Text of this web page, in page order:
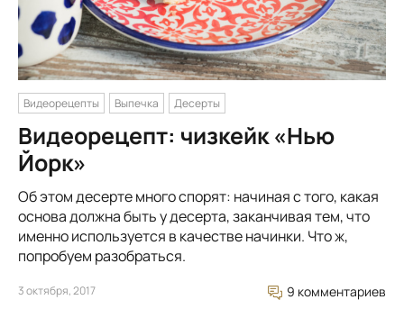
Видеорецепты Выпечка Десерты
Видеорецепт: чизкейк «Нью
Йорк»
Об этом десерте много спорят: начиная с того, какая
основа должна быть у десерта, заканчивая тем, что
именно используется в качестве начинки. Что ж,
попробуем разобраться.
3 октября, 2017 9 комментариев